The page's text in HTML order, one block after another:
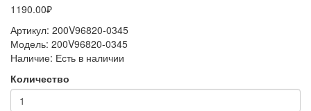
1190.00₽
Артикул: 200V96820-0345
Модель: 200V96820-0345
Наличие: Есть в наличии
Количество